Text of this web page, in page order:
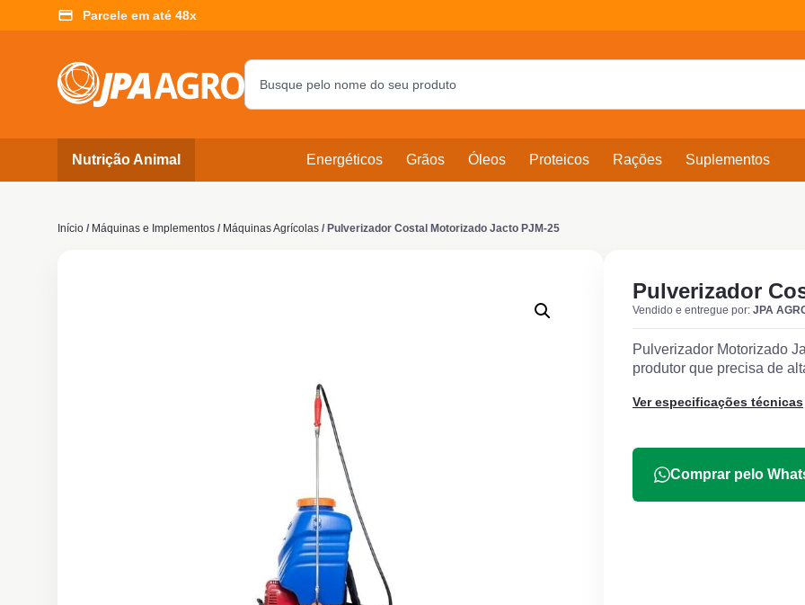
Parcele em até 48x
Nutrição Animal Energéticos Grãos Óleos Proteicos Rações Suplementos
Início / Máquinas e Implementos / Máquinas Agrícolas / Pulverizador Costal Motorizado Jacto PJM-25
Pulverizador
Vendido e entregue por: JPA
Pulverizador Motorizado
produtor que precisa de
Ver especificações técnicas
Comprar pelo